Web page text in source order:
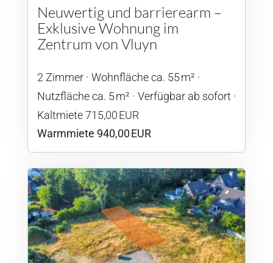
Neuwertig und barrierearm –
Exklusive Wohnung im
Zentrum von Vluyn
2 Zimmer
Wohnfläche ca. 55 m²
Nutzfläche ca. 5 m²
Verfügbar ab sofort
Kaltmiete 715,00 EUR
Warmmiete 940,00 EUR